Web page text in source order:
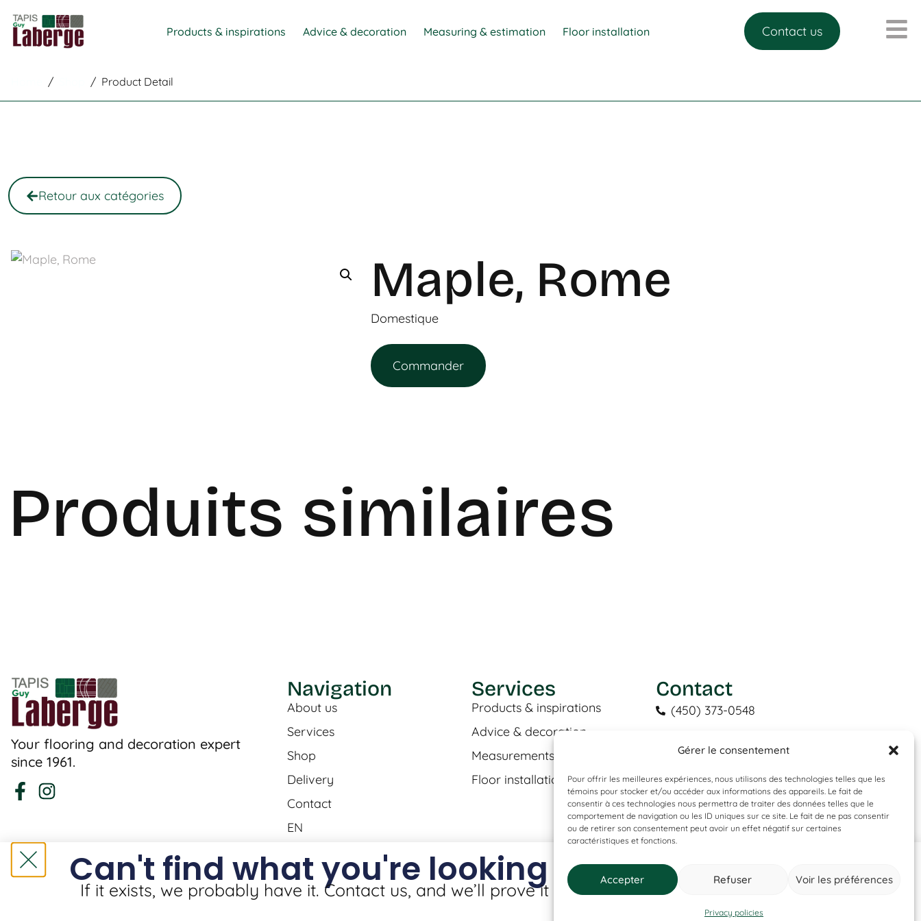
Gérer le consentement
Pour offrir les meilleures expériences, nous utilisons des technologies telles que les
témoins pour stocker et/ou accéder aux informations des appareils. Le fait de
consentir à ces technologies nous permettra de traiter des données telles que le
comportement de navigation ou les ID uniques sur ce site. Le fait de ne pas consentir
ou de retirer son consentement peut avoir un effet négatif sur certaines
caractéristiques et fonctions.
Accepter Refuser Voir les préférences
Privacy policies
Products & inspirations Advice & decoration Measuring & estimation Floor installation Contact us
/ / Product Detail
Retour aux catégories
Maple, Rome
Domestique
Commander
Produits similaires
Your flooring and decoration expert
since 1961.
Navigation
About us
Services
Shop
Delivery
Contact
EN
Services
Products & inspirations
Advice & decoration
Measurements & estimation
Floor installation
Contact
(450) 373-0548
Salaberry-de-Valleyfield, QC J6S 4Y2
Solutions M.
Can't find what you're looking for?
If it exists, we probably have it. Contact us, and we’ll prove it to you!